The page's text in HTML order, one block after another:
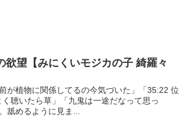
望【みにくいモジカの子 綺羅々
が植物に関係してるの今気づいた」「35:22 位
聴いたら草」「九鬼は一途だなって思っ
舐めるように見ま...